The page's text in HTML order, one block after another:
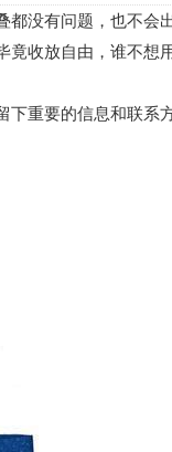
没有问题，也不会
收放自由，谁不想
重要的信息和联系